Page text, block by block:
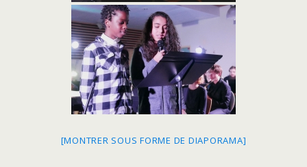
[MONTRER SOUS FORME DE DIAPORAMA]